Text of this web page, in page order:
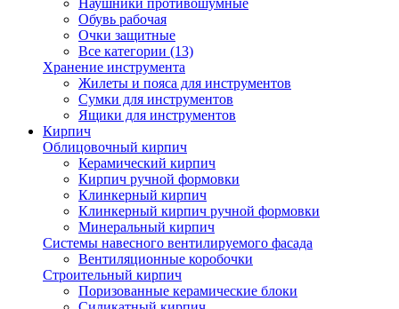
Наушники противошумные
Обувь рабочая
Очки защитные
Все категории (13)
Хранение инструмента
Жилеты и пояса для инструментов
Сумки для инструментов
Ящики для инструментов
Кирпич
Облицовочный кирпич
Керамический кирпич
Кирпич ручной формовки
Клинкерный кирпич
Клинкерный кирпич ручной формовки
Минеральный кирпич
Системы навесного вентилируемого фасада
Вентиляционные коробочки
Строительный кирпич
Поризованные керамические блоки